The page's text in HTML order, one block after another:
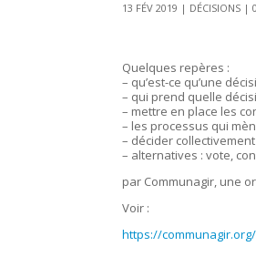
13 FÉV 2019 | DÉCISIONS |
Quelques repères :
– qu’est-ce qu’une
– qui prend quelle
– mettre en place les
– les processus qui
– décider collectivement
– alternatives : vote,
par Communagir, une
Voir :
https://